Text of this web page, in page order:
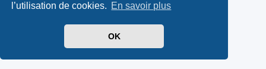
l’utilisation de cookies. En savoir plus
OK